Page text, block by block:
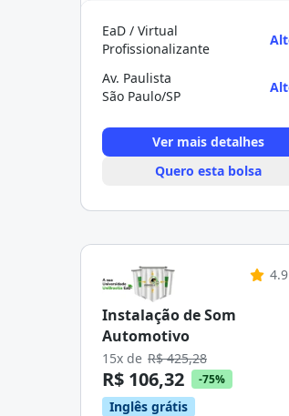
EaD / Virtual
Profissionalizante
Av. Paulista
São Paulo/SP
Ver mais detalhes
Quero esta bolsa
4.9
Instalação de Som
Automotivo
15x de R$ 425,28
R$ 106,32 -75%
Inglês grátis